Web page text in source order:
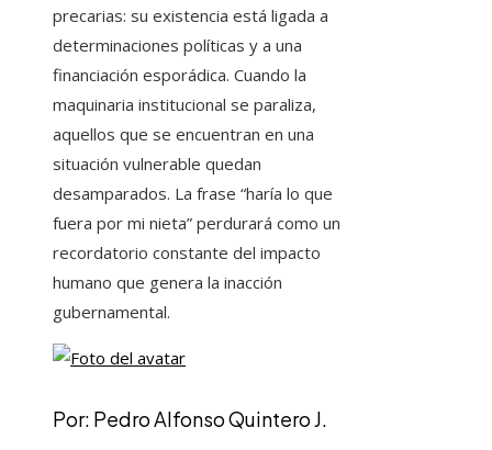
precarias: su existencia está ligada a
determinaciones políticas y a una
financiación esporádica. Cuando la
maquinaria institucional se paraliza,
aquellos que se encuentran en una
situación vulnerable quedan
desamparados. La frase “haría lo que
fuera por mi nieta” perdurará como un
recordatorio constante del impacto
humano que genera la inacción
gubernamental.
Por: Pedro Alfonso Quintero J.